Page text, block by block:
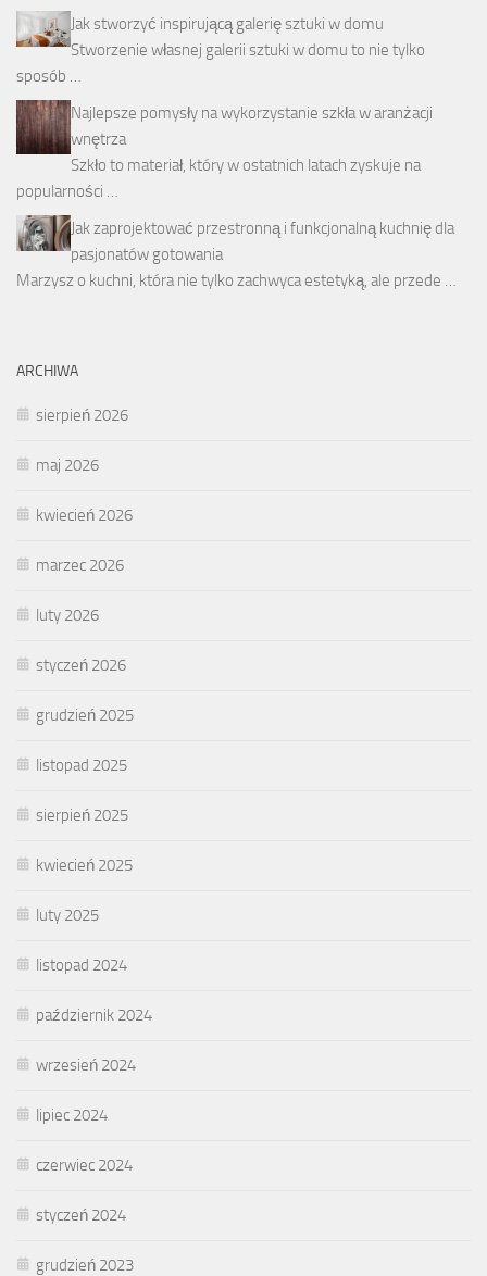
Jak stworzyć inspirującą galerię sztuki w domu
Stworzenie własnej galerii sztuki w domu to nie tylko
sposób …
Najlepsze pomysły na wykorzystanie szkła w aranżacji
wnętrza
Szkło to materiał, który w ostatnich latach zyskuje na
popularności …
Jak zaprojektować przestronną i funkcjonalną kuchnię dla
pasjonatów gotowania
Marzysz o kuchni, która nie tylko zachwyca estetyką, ale przede …
ARCHIWA
sierpień 2026
maj 2026
kwiecień 2026
marzec 2026
luty 2026
styczeń 2026
grudzień 2025
listopad 2025
sierpień 2025
kwiecień 2025
luty 2025
listopad 2024
październik 2024
wrzesień 2024
lipiec 2024
czerwiec 2024
styczeń 2024
grudzień 2023